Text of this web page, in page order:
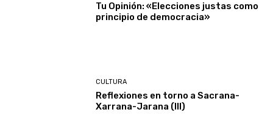
Tu Opinión: «Elecciones justas como
principio de democracia»
CULTURA
Reflexiones en torno a Sacrana-
Xarrana-Jarana (III)